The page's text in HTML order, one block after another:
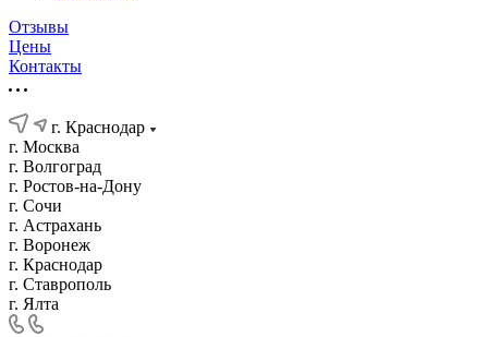
Отзывы
Цены
Контакты
г. Краснодар
г. Москва
г. Волгоград
г. Ростов-на-Дону
г. Сочи
г. Астрахань
г. Воронеж
г. Краснодар
г. Ставрополь
г. Ялта